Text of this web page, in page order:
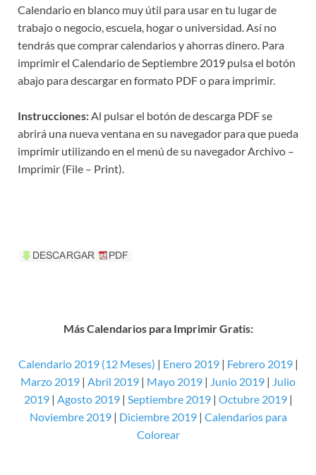
Calendario en blanco muy útil para usar en tu lugar de
trabajo o negocio, escuela, hogar o universidad. Así no
tendrás que comprar calendarios y ahorras dinero. Para
imprimir el Calendario de Septiembre 2019 pulsa el botón
abajo para descargar en formato PDF o para imprimir.
Instrucciones:Al pulsar el botón de descarga PDF se
abrirá una nueva ventana en su navegador para que pueda
imprimir utilizando en el menú de su navegador Archivo –
Imprimir (File – Print).
Más Calendarios para Imprimir Gratis:
Calendario 2019 (12 Meses) | Enero 2019| Febrero 2019|
Marzo 2019 | Abril 2019 | Mayo 2019 | Junio 2019 | Julio
2019| Agosto 2019| Septiembre 2019| Octubre 2019|
Noviembre 2019| Diciembre 2019| Calendarios para
Colorear